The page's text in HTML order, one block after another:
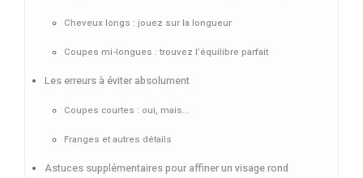
Cheveux longs : jouez sur la longueur
Coupes mi-longues : trouvez l’équilibre parfait
Les erreurs à éviter absolument
Coupes courtes : oui, mais…
Franges et autres détails
Astuces supplémentaires pour affiner un visage rond